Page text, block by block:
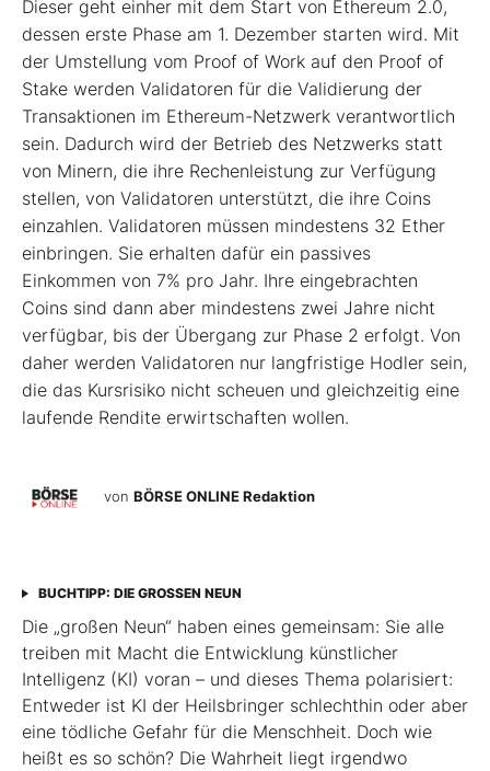
Dieser geht einher mit dem Start von Ethereum 2.0,
dessen erste Phase am 1. Dezember starten wird. Mit
der Umstellung vom Proof of Work auf den Proof of
Stake werden Validatoren für die Validierung der
Transaktionen im Ethereum-Netzwerk verantwortlich
sein. Dadurch wird der Betrieb des Netzwerks statt
von Minern, die ihre Rechenleistung zur Verfügung
stellen, von Validatoren unterstützt, die ihre Coins
einzahlen. Validatoren müssen mindestens 32 Ether
einbringen. Sie erhalten dafür ein passives
Einkommen von 7% pro Jahr. Ihre eingebrachten
Coins sind dann aber mindestens zwei Jahre nicht
verfügbar, bis der Übergang zur Phase 2 erfolgt. Von
daher werden Validatoren nur langfristige Hodler sein,
die das Kursrisiko nicht scheuen und gleichzeitig eine
laufende Rendite erwirtschaften wollen.
von BÖRSE ONLINE Redaktion
BUCHTIPP: DIE GROSSEN NEUN
Die „großen Neun“ haben eines gemeinsam: Sie alle
treiben mit Macht die Entwicklung künstlicher
Intelligenz (KI) voran – und dieses Thema polarisiert:
Entweder ist KI der Heilsbringer schlechthin oder aber
eine tödliche Gefahr für die Menschheit. Doch wie
heißt es so schön? Die Wahrheit liegt irgendwo